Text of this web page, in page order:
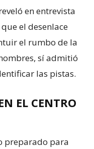
en entrevista
que el desenlace
el rumbo de la
sí admitió
las pistas.
EL CENTRO
preparado para